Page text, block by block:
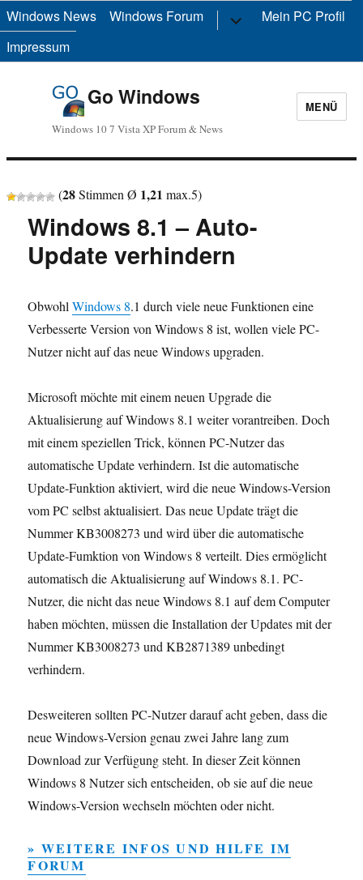
Windows News Windows Forum Untermenü
anzeigen
Mein PC Profil
Impressum
Go Windows
Windows 10 7 Vista XP Forum & News
MENÜ
(28Stimmen Ø 1,21 max.5)
Windows 8.1 – Auto-
Update verhindern
ObwohlWindows 8.1 durch viele neue Funktionen eine
Verbesserte Version von Windows 8 ist, wollen viele PC-
Nutzer nicht auf das neue Windows upgraden.
Microsoft möchte mit einem neuen Upgrade die
Aktualisierung auf Windows 8.1 weiter vorantreiben. Doch
mit einem speziellen Trick, können PC-Nutzer das
automatische Update verhindern. Ist die automatische
Update-Funktion aktiviert, wird die neue Windows-Version
vom PC selbst aktualisiert. Das neue Update trägt die
Nummer KB3008273 und wird über die automatische
Update-Fumktion von Windows 8 verteilt. Dies ermöglicht
automatisch die Aktualisierung auf Windows 8.1. PC-
Nutzer, die nicht das neue Windows 8.1 auf dem Computer
haben möchten, müssen die Installation der Updates mit der
Nummer KB3008273 und KB2871389 unbedingt
verhindern.
Desweiteren sollten PC-Nutzer darauf acht geben, dass die
neue Windows-Version genau zwei Jahre lang zum
Download zur Verfügung steht. In dieser Zeit können
Windows 8 Nutzer sich entscheiden, ob sie auf die neue
Windows-Version wechseln möchten oder nicht.
» WEITERE INFOS UND HILFE IM
FORUM